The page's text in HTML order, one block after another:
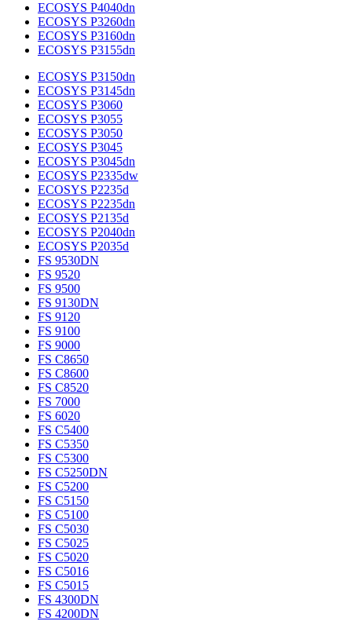
ECOSYS P4040dn
ECOSYS P3260dn
ECOSYS P3160dn
ECOSYS P3155dn
ECOSYS P3150dn
ECOSYS P3145dn
ECOSYS P3060
ECOSYS P3055
ECOSYS P3050
ECOSYS P3045
ECOSYS P3045dn
ECOSYS P2335dw
ECOSYS P2235d
ECOSYS P2235dn
ECOSYS P2135d
ECOSYS P2040dn
ECOSYS P2035d
FS 9530DN
FS 9520
FS 9500
FS 9130DN
FS 9120
FS 9100
FS 9000
FS C8650
FS C8600
FS C8520
FS 7000
FS 6020
FS C5400
FS C5350
FS C5300
FS C5250DN
FS C5200
FS C5150
FS C5100
FS C5030
FS C5025
FS C5020
FS C5016
FS C5015
FS 4300DN
FS 4200DN